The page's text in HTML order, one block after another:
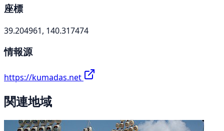
座標
39.204961, 140.317474
情報源
https://kumadas.net
関連地域